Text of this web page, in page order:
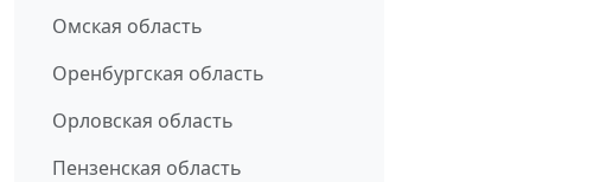
Омская область
Оренбургская область
Орловская область
Пензенская область